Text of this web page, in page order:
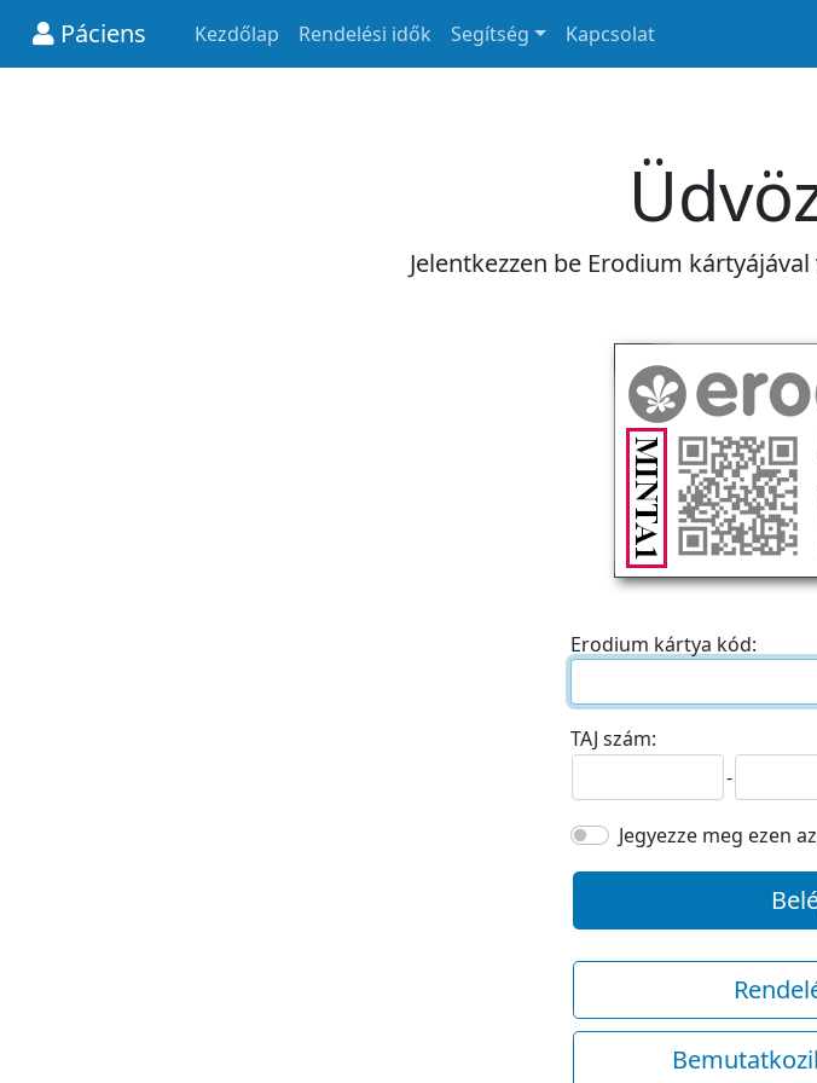
Páciens Kezdőlap Rendelési idők Segítség Kapcsolat
Jelentkezzen be Erodium
Erodium kártya kód:
TAJ szám:
-
Jegyezze meg ezen